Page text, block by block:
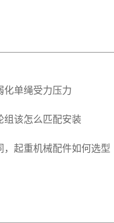
化单绳受力压力
组该怎么匹配安装
，起重机械配件如何选型